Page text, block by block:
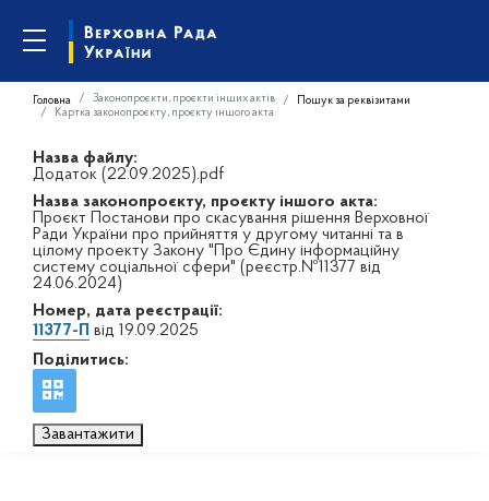
Головна Законопроєкти, проєкти інших актів
Пошук за реквізитами
Картка законопроєкту, проєкту іншого акта
Назва файлу:
Додаток (22.09.2025).pdf
Назва законопроєкту, проєкту іншого акта:
Проєкт Постанови про скасування рішення Верховної
Ради України про прийняття у другому читанні та в
цілому проекту Закону "Про Єдину інформаційну
систему соціальної сфери" (реєстр.№11377 від
24.06.2024)
Номер, дата реєстрації:
11377-П від 19.09.2025
Поділитись:
Завантажити